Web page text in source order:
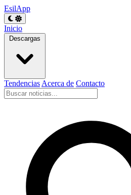
EsilApp
Inicio
Descargas
Tendencias Acerca de Contacto